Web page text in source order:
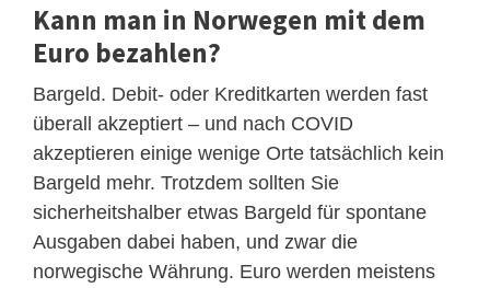
Kann man in Norwegen mit dem
Euro bezahlen?
Bargeld. Debit- oder Kreditkarten werden fast
überall akzeptiert – und nach COVID
akzeptieren einige wenige Orte tatsächlich kein
Bargeld mehr. Trotzdem sollten Sie
sicherheitshalber etwas Bargeld für spontane
Ausgaben dabei haben, und zwar die
norwegische Währung. Euro werden meistens